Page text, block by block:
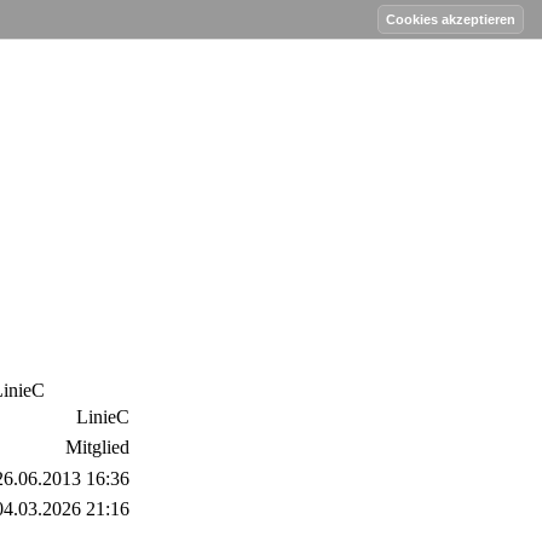
LinieC
Mitglied
16:36
21:16